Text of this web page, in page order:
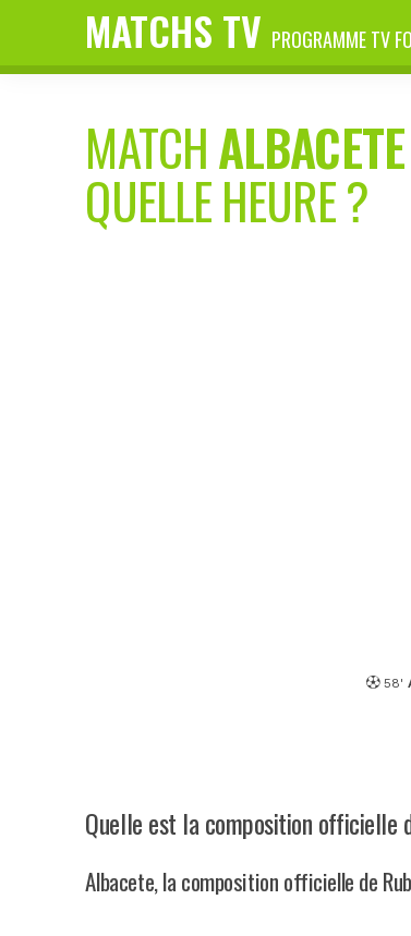
MATCHS TV PROGRAMME TV
MATCHALBACETE
QUELLE HEURE ?
58'
Quelle est la composition officielle
Albacete, la composition officielle de